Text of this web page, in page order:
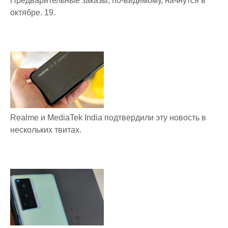
октябре. 19.
Realme и MediaTek India подтвердили эту новость в
нескольких твитах.